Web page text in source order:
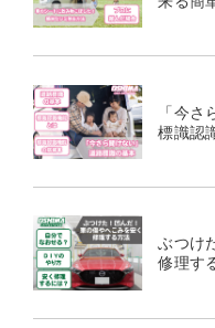
「今
標識認
ぶつけ
修理す